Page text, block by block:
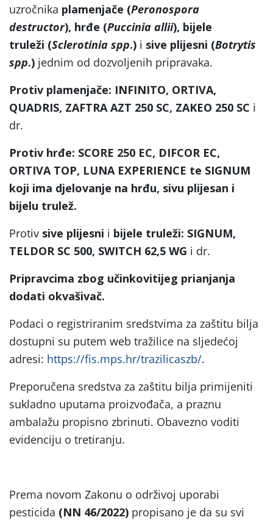
uzročnika plamenjače (Peronospora
destructor), hrđe (Puccinia allii), bijele
truleži (Sclerotinia spp.) i sive plijesni (Botrytis
spp.) jednim od dozvoljenih pripravaka.
Protiv plamenjače: INFINITO, ORTIVA,
QUADRIS, ZAFTRA AZT 250 SC, ZAKEO 250 SC i
dr.
Protiv hrđe: SCORE 250 EC, DIFCOR EC,
ORTIVA TOP, LUNA EXPERIENCE te SIGNUM
koji ima djelovanje na hrđu, sivu plijesan i
bijelu trulež.
Protiv sive plijesni i bijele truleži: SIGNUM,
TELDOR SC 500, SWITCH 62,5 WG i dr.
Pripravcima zbog učinkovitijeg prianjanja
dodati okvašivač.
Podaci o registriranim sredstvima za zaštitu bilja
dostupni su putem web tražilice na sljedećoj
adresi: https://fis.mps.hr/trazilicaszb/.
Preporučena sredstva za zaštitu bilja primijeniti
sukladno uputama proizvođača, a praznu
ambalažu propisno zbrinuti. Obavezno voditi
evidenciju o tretiranju.
Prema novom Zakonu o održivoj uporabi
pesticida (NN 46/2022) propisano je da su svi